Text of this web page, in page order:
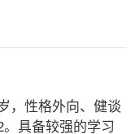
，性格外向、健谈
具备较强的学习